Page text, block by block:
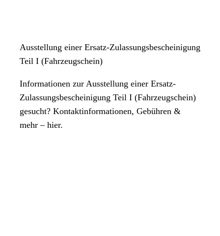
Ausstellung einer Ersatz-Zulassungsbescheinigung
Teil I (Fahrzeugschein)
Informationen zur Ausstellung einer Ersatz-
Zulassungsbescheinigung Teil I (Fahrzeugschein)
gesucht? Kontaktinformationen, Gebühren &
mehr – hier.